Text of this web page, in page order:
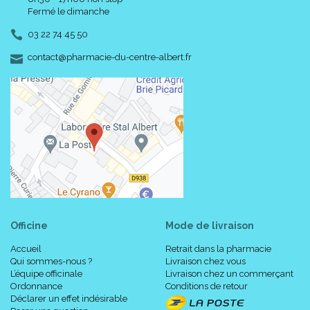
Taille S (Small - Ø 22 mm)
Taille L (Large - Ø 33 mm)
En boîte de 3 Digitubes
Fermé le dimanche
03 22 74 45 50
contact-
@-
pharmacie-du-centre-albert.fr
Officine
Accueil
Qui sommes-nous ?
L’équipe officinale
Ordonnance
Déclarer un effet indésirable
Mode de livraison
Retrait dans la pharmacie
Livraison chez vous
Livraison chez un commerçant
Conditions de retour